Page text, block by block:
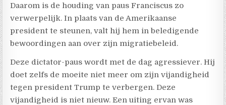
Daarom is de houding van paus Franciscus zo
verwerpelijk. In plaats van de Amerikaanse
president te steunen, valt hij hem in beledigende
bewoordingen aan over zijn migratiebeleid.
Deze dictator-paus wordt met de dag agressiever. Hij
doet zelfs de moeite niet meer om zijn vijandigheid
tegen president Trump te verbergen. Deze
vijandigheid is niet nieuw. Een uiting ervan was